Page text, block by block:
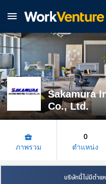

Sakamura
Co., Ltd.
business_center
ภาพรวม
0
ตำแหน่ง
บริษัทนี้ไม่มีตำแ